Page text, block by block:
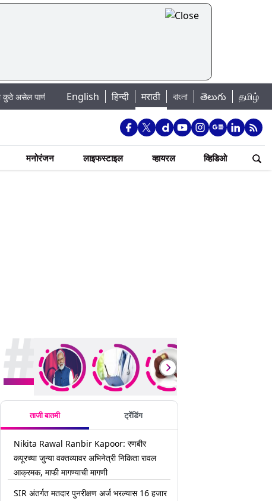
पाणी बंद| Madhur Satta Matka: मधूर सट्टा मटका बद्दल काही गोष्टी घ्या जाणून !
English हिन्दी मराठी বাংলা తెలుగు தமிழ்
मनोरंजन लाइफस्टाइल व्हायरल व्हिडिओ
ताजी बातमी ट्रेंडिंग
Nikita Rawal Ranbir Kapoor: रणबीर
कपूरच्या जुन्या वक्तव्यावर अभिनेत्री निकिता रावल
आक्रमक, माफी मागण्याची मागणी
SIR अंतर्गत मतदार पुनरीक्षण अर्ज भरल्यास 16 हजार